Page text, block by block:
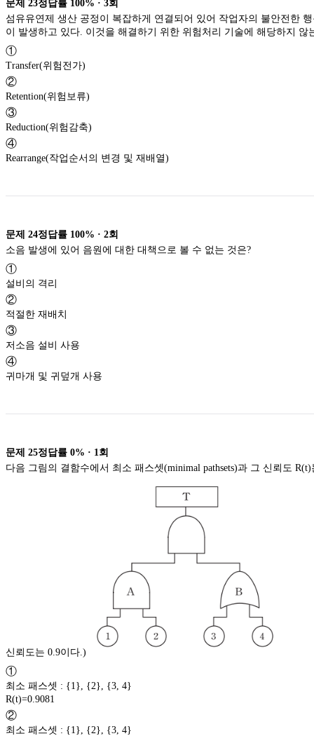
문제 23정답률 100% · 3회
섬유유연제 생산 공정이 복잡하게 연결되어 있어 작업자의 불안전한
이 발생하고 있다. 이것을 해결하기 위한 위험처리 기술에 해당하지 않
①
Transfer(위험전가)
②
Retention(위험보류)
③
Reduction(위험감축)
④
Rearrange(작업순서의 변경 및 재배열)
문제 24정답률 100% · 2회
소음 발생에 있어 음원에 대한 대책으로 볼 수 없는 것은?
①
설비의 격리
②
적절한 재배치
③
저소음 설비 사용
④
귀마개 및 귀덮개 사용
문제 25정답률 0% · 1 회
다음 그림의 결함수에서 최소 패스셋(minimal pathsets)과 그 신뢰도
신뢰도는 0.9이다.)
①
최소 패스셋 : {1}, {2}, {3, 4}
R(t)=0.9081
②
최소 패스셋 : {1}, {2}, {3, 4}